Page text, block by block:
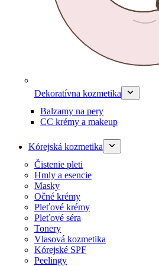
Dekoratívna kozmetika
Balzamy na pery
CC krémy a makeup
Kórejská kozmetika
Čistenie pleti
Hmly a esencie
Masky
Očné krémy
Pleťové krémy
Pleťové séra
Tonery
Vlasová kozmetika
Kórejské SPF
Peelingy